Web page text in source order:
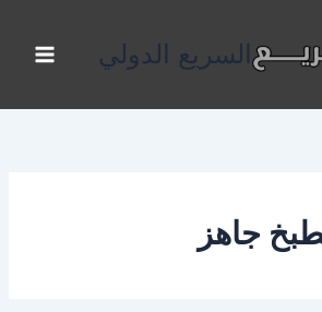
السريع الدولي
جاهز